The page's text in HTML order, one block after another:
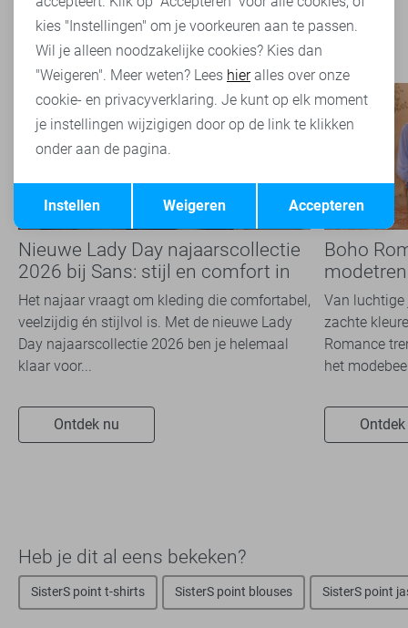
Nieuwe Lady Day najaarscollectie
2026 bij Sans: stijl en comfort in
travelkwaliteit
Het najaar vraagt om kleding die comfortabel,
veelzijdig én stijlvol is. Met de nieuwe Lady
Day najaarscollectie 2026 ben je helemaal
klaar voor...
Ontdek nu
Boho
overal
Van luchtige
zachte
Romance
het
Heb je dit al eens bekeken?
SisterS point t-shirts SisterS point blouses SisterS point
Terug Opslaan
kies "Instellingen" om je voorkeuren aan te passen.
Wil je alleen noodzakelijke cookies? Kies dan
"Weigeren". Meer weten? Lees hieralles over onze
cookie- en privacyverklaring. Je kunt op elk moment
je instellingen wijzigigen door op de link te klikken
onder aan de pagina.
Accepteren
Weigeren
Instellen